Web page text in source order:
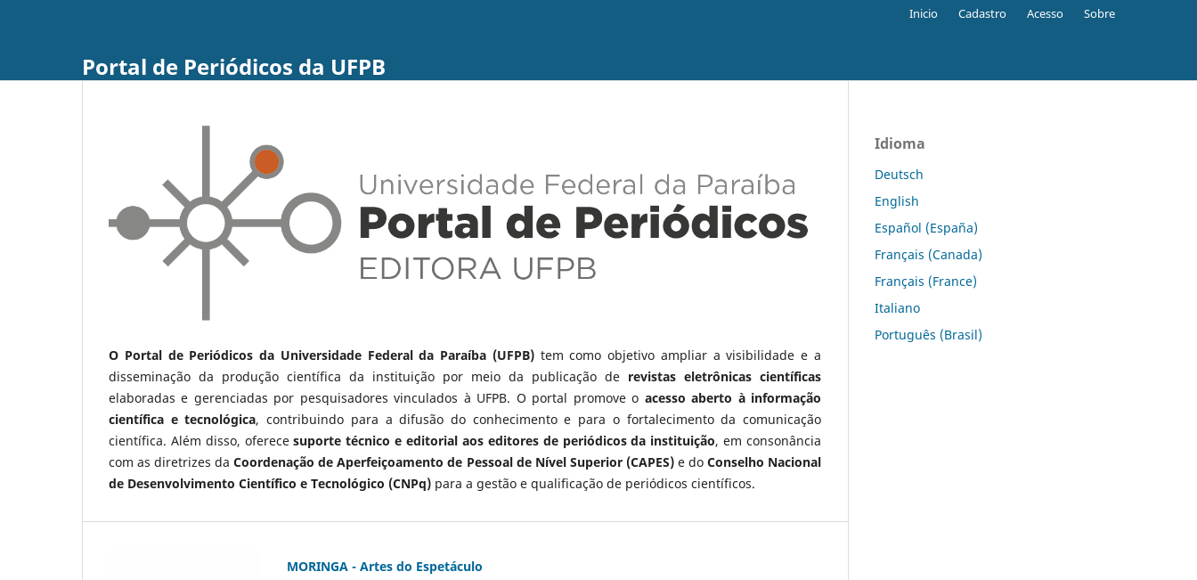
Portal de Periódicos da UFPB
Inicio Cadastro Acesso Sobre
O Portal de Periódicos da Universidade Federal da Paraíba (UFPB)tem como objetivo ampliar a visibilidade e a
disseminação da produção científica da instituição por meio da publicação de revistas eletrônicas científicas
elaboradas e gerenciadas por pesquisadores vinculados à UFPB. O portal promove o acesso aberto à informação
científica e tecnológica, contribuindo para a difusão do conhecimento e para o fortalecimento da comunicação
científica. Além disso, oferecesuporte técnico e editorial aos editores de periódicos da instituição, em consonância
com as diretrizes daCoordenação de Aperfeiçoamento de Pessoal de Nível Superior (CAPES)e do Conselho Nacional
de Desenvolvimento Científico e Tecnológico (CNPq) para a gestão e qualificação de periódicos científicos.
MORINGA - Artes do Espetáculo
Idioma
Deutsch
English
Español (España)
Français (Canada)
Français (France)
Italiano
Português (Brasil)